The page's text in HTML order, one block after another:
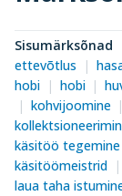
Sisumärksõnad
ettevõtlus
hobi
hobi
kohvijoomine
käsitöö tegemine
käsitöömeistrid
laua taha